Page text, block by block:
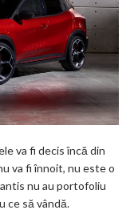
va fi decis încă din
va fi înnoit, nu este o
nu au portofoliu
ce să vândă.